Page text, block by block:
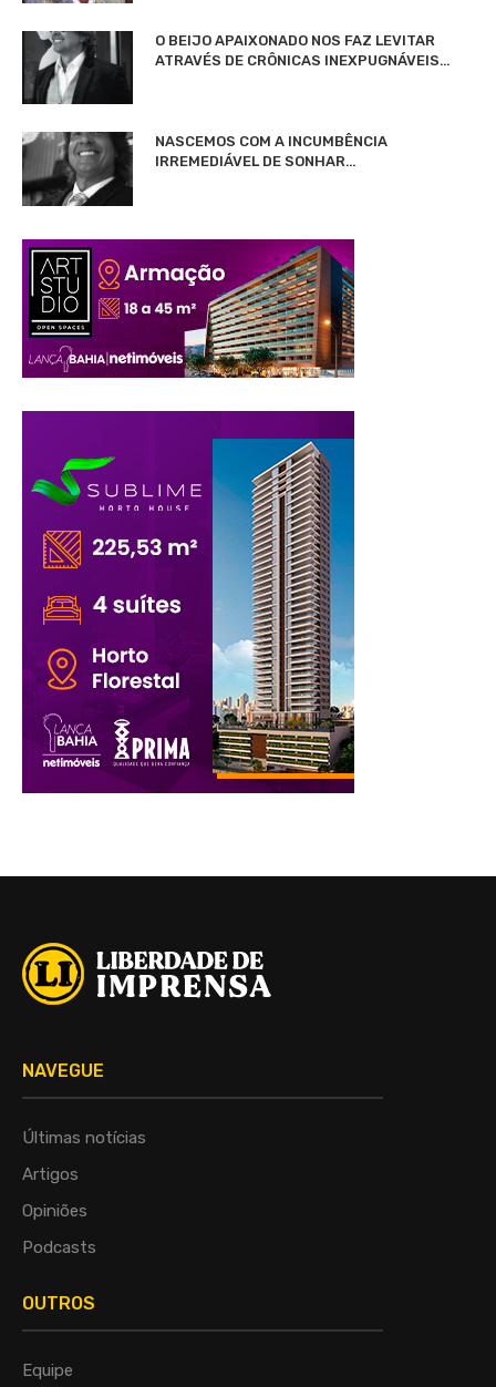
O BEIJO APAIXONADO NOS FAZ LEVITAR
ATRAVÉS DE CRÔNICAS INEXPUGNÁVEIS…
NASCEMOS COM A INCUMBÊNCIA
IRREMEDIÁVEL DE SONHAR…
NAVEGUE
Últimas notícias
Artigos
Opiniões
Podcasts
OUTROS
Equipe